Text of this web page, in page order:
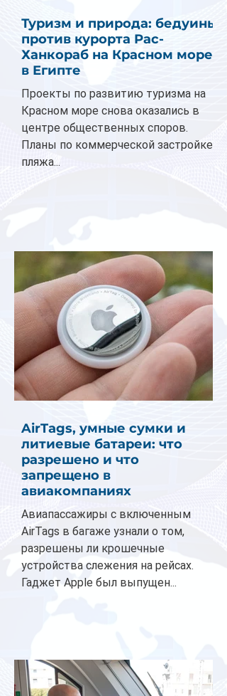
Туризм и природа: бедуины
против курорта Рас-
Ханкораб на Красном море
в Египте
Проекты по развитию туризма на
Красном море снова оказались в
центре общественных споров.
Планы по коммерческой застройке
пляжа...
AirTags, умные сумки и
литиевые батареи: что
разрешено и что
запрещено в
авиакомпаниях
Авиапассажиры с включенным
AirTags в багаже узнали о том,
разрешены ли крошечные
устройства слежения на рейсах.
Гаджет Apple был выпущен...